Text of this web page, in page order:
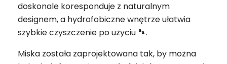
doskonale koresponduje z naturalnym
designem, a hydrofobiczne wnętrze ułatwia
szybkie czyszczenie po użyciu 🐾.
Miska została zaprojektowana tak, by można